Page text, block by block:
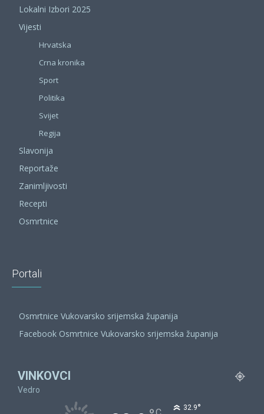
Lokalni Izbori 2025
Vijesti
Hrvatska
Crna kronika
Sport
Politika
Svijet
Regija
Slavonija
Reportaže
Zanimljivosti
Recepti
Osmrtnice
Portali
Osmrtnice Vukovarsko srijemska županija
Facebook Osmrtnice Vukovarsko srijemska županija
VINKOVCI
Vedro
32.9°